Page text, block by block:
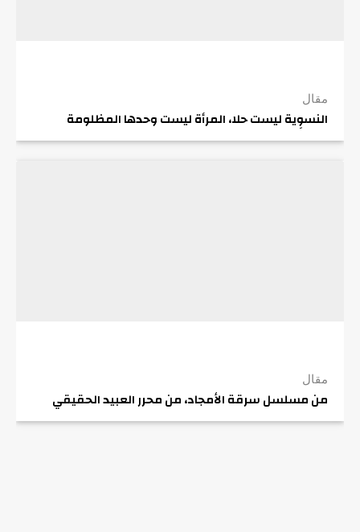
مقال
النسوِية ليست حلا، المرأة ليست وحدها المظلومة
مقال
من مسلسل سرقة الأمجاد، من محرر العبيد الحقيقي